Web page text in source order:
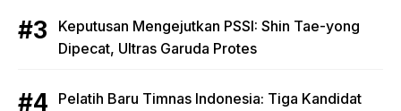
Keputusan Mengejutkan PSSI: Shin Tae-yong
Dipecat, Ultras Garuda Protes
Pelatih Baru Timnas Indonesia: Tiga Kandidat